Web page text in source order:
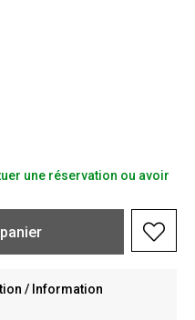
une réservation ou avoir
panier
/ Information